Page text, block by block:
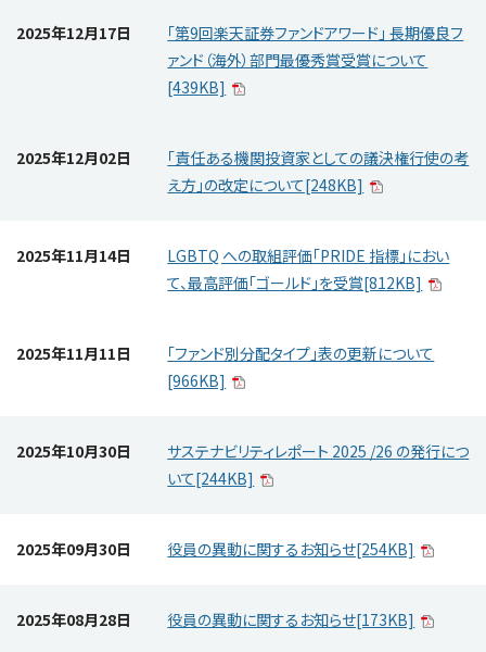
2025年12月17日
「第9回楽天証券ファンドアワード」 長期優良フ
ァンド（海外）部門最優秀賞受賞について
[439KB]
2025年12月02日
「責任ある機関投資家としての議決権行使の考
え方」の改定について[248KB]
2025年11月14日
LGBTQ への取組評価「PRIDE 指標」におい
て、最高評価「ゴールド」を受賞[812KB]
2025年11月11日
「ファンド別分配タイプ」表の更新について
[966KB]
2025年10月30日
サステナビリティレポート 2025 /26 の発行につ
いて[244KB]
2025年09月30日 役員の異動に関するお知らせ[254KB]
2025年08月28日 役員の異動に関するお知らせ[173KB]